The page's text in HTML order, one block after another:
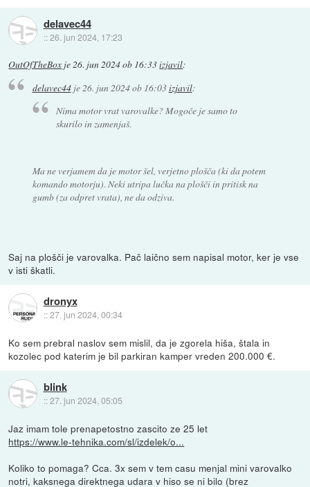
delavec44
::26. jun 2024, 17:23
OutOfTheBox je26. jun 2024 ob 16:33izjavil:
delavec44je26. jun 2024 ob 16:03izjavil:
Nima motor vrat varovalke? Mogoče je samo to
skurilo in zamenjaš.
Ma ne verjamem da je motor šel, verjetno plošča (ki da potem
komando motorju). Neki utripa lučka na plošči in pritisk na
gumb (za odpret vrata), ne da odziva.
Saj na plošči je varovalka. Pač laično sem napisal motor, ker je vse
v isti škatli.
dronyx
::27. jun 2024, 00:34
Ko sem prebral naslov sem mislil, da je zgorela hiša, štala in
kozolec pod katerim je bil parkiran kamper vreden 200.000 €.
blink
::27. jun 2024, 05:05
Jaz imam tole prenapetostno zascito ze 25 let
https://www.le-tehnika.com/sl/izdelek/o...
Koliko to pomaga? Cca. 3x sem v tem casu menjal mini varovalko
notri, kaksnega direktnega udara v hiso se ni bilo (brez